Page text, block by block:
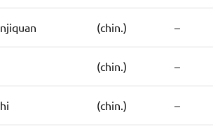
(chin.) –
(chin.) –
(chin.) –